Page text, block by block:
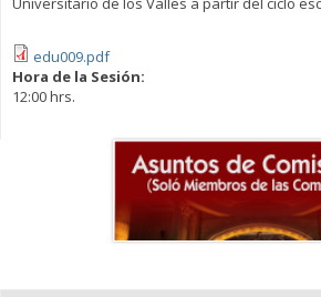
edu009.pdf
Hora de la Sesión:
12:00 hrs.